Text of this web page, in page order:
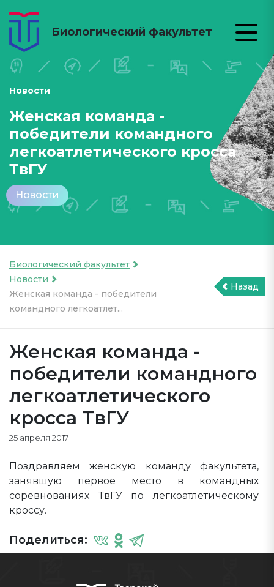
Биологический факультет
Новости
Женская команда -
победители командного
легкоатлетического кросса
ТвГУ
Новости
Биологический факультет
Новости
Женская команда - победители
командного легкоатлет...
Назад
Женская команда -
победители командного
легкоатлетического
кросса ТвГУ
25 апреля 2017
Поздравляем женскую команду факультета,
занявшую первое место в командных
соревнованиях ТвГУ по легкоатлетическому
кроссу.
Поделиться: